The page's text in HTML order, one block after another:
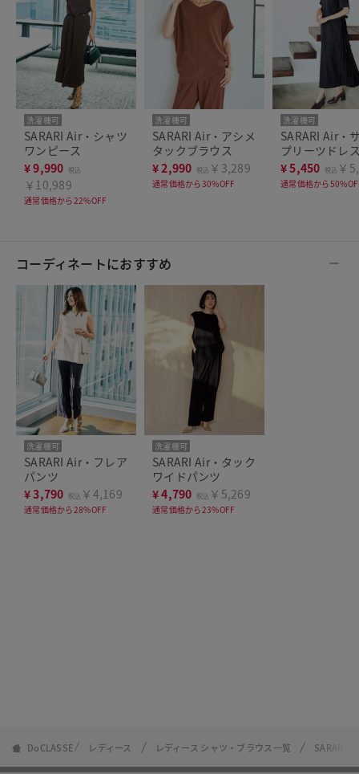
洗濯機可
SARARI Air・シャツ
ワンピース
¥9,990 税込
￥10,989
通常価格から22%OFF
洗濯機可
SARARI Air・アシメ
タックブラウス
¥2,990 税込 ￥3,289
通常価格から30%OFF
洗濯機可
SARARI Air・
プリーツドレ
¥5,450 税込 ￥
通常価格から
コーディネートにおすすめ
洗濯機可
SARARI Air・フレア
パンツ
¥3,790 税込 ￥4,169
通常価格から28%OFF
洗濯機可
SARARI Air・タック
ワイドパンツ
¥4,790 税込 ￥5,269
通常価格から23%OFF
DoCLASSE レディース レディース シャツ・ブラウス一覧 SARARI